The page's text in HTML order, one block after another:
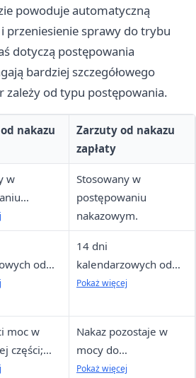
powoduje automatyczną
przeniesienie sprawy do trybu
dotyczą postępowania
bardziej szczegółowego
zależy od typu postępowania.
nakazu
Zarzuty od nakazu
zapłaty
w
(w
Stosowany w
postępowaniu
nakazowym.
od
(w Polsce;
UE).
14 dni
kalendarzowych od
doręczenia
sprzeciwu).
Pokaż więcej
moc w
części;
do
Nakaz pozostaje w
mocy do
rozstrzygnięcia;
Pokaż więcej